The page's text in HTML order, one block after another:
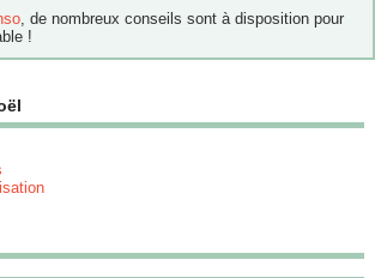
, de nombreux conseils sont à disposition pour
!